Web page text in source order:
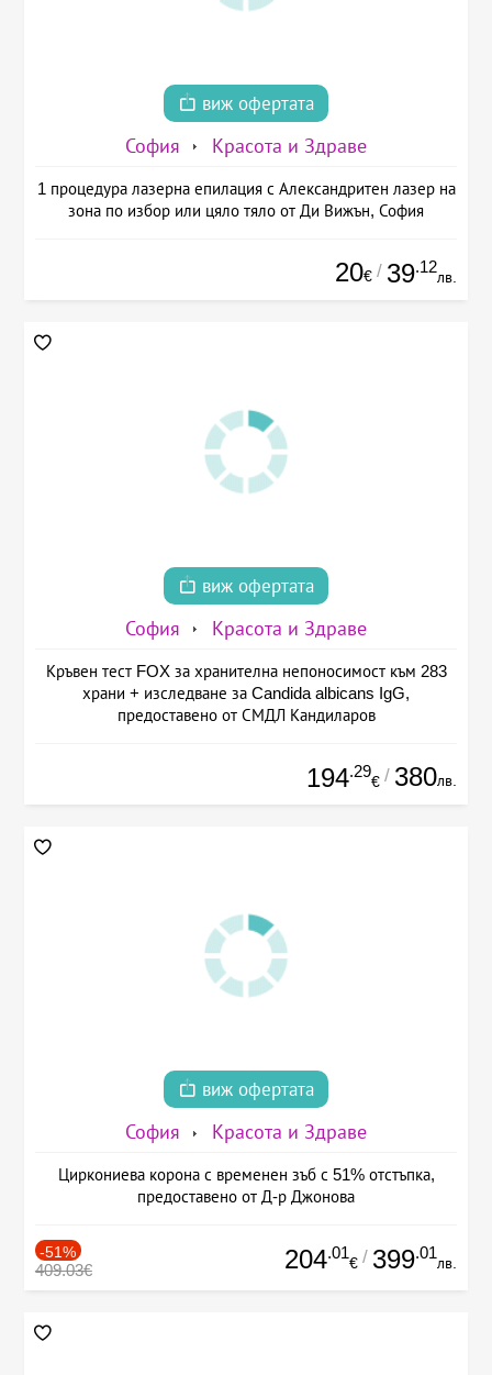
виж офертата
София Красота и Здраве
1 процедура лазерна епилация с Александритен лазер на
зона по избор или цяло тяло от Ди Вижън, София
20€ / 39.12
лв.
виж офертата
София Красота и Здраве
Кръвен тест FOX за хранителна непоносимост към 283
храни + изследване за Candida albicans IgG,
предоставено от СМДЛ Кандиларов
194.29
€ / 380лв.
виж офертата
София Красота и Здраве
Циркониева корона с временен зъб с 51% отстъпка,
предоставено от Д-р Джонова
-51%
409.03€ 204.01
€ / 399.01
лв.